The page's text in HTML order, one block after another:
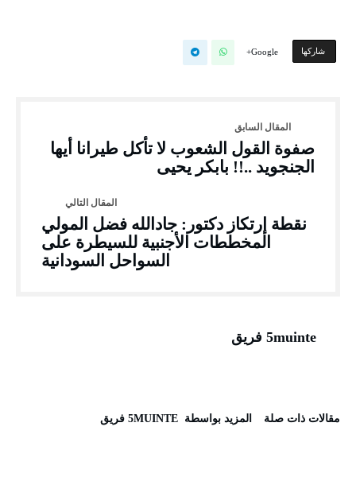
‫‫ شاركها‬ Google+
صفوة القول الشعوب لا تأكل طيرانا أيها
الجنجويد ..!! بابكر يحيى
نقطة إرتكاز دكتور: جادالله فضل المولي
المخططات الأجنبية للسيطرة على
السواحل السودانية
5muinte فريق
‫مقالات ذات صلة‬ ‫‫المزيد بواسطة‬ ‬ 5MUINTE فريق